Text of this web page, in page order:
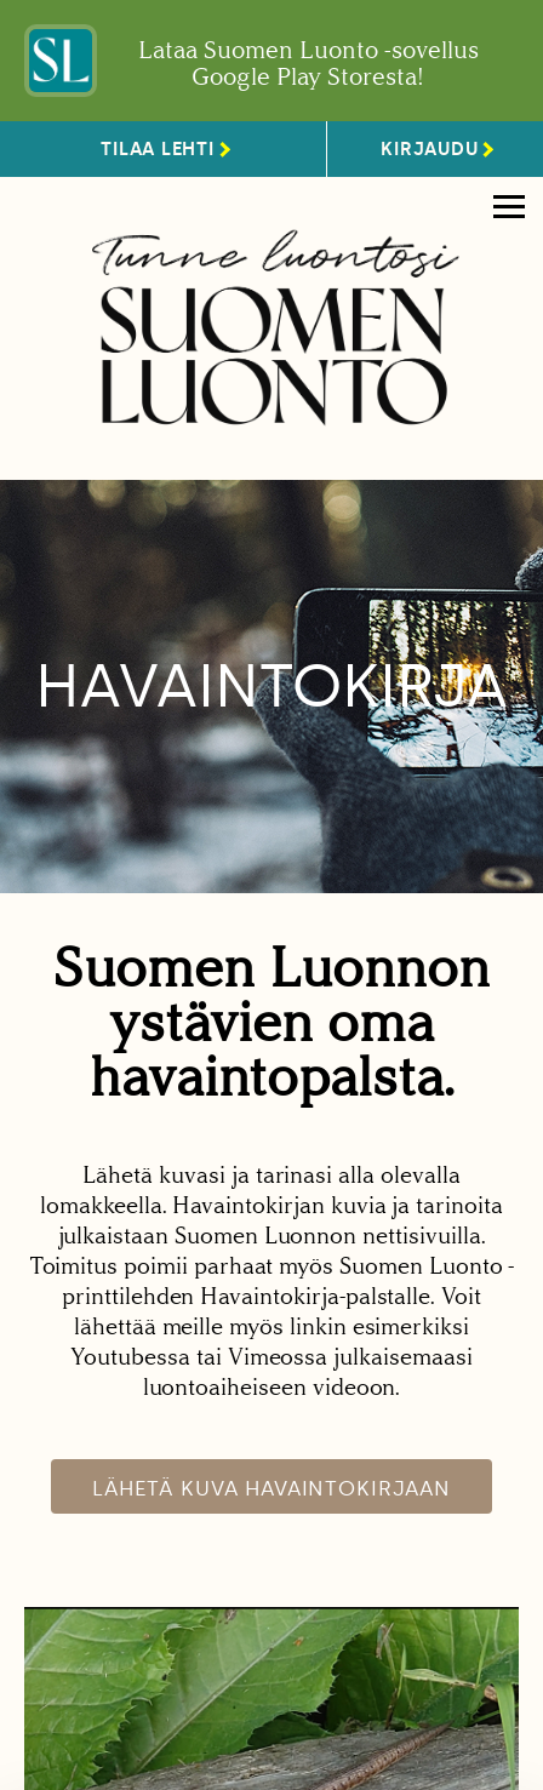
Lataa Suomen Luonto -sovellus
Google Play Storesta!
TILAA LEHTI KIRJAUDU
HAVAINTOKIRJA
Suomen Luonnon
ystävien oma
havaintopalsta.
Lähetä kuvasi ja tarinasi alla olevalla
lomakkeella. Havaintokirjan kuvia ja tarinoita
julkaistaan Suomen Luonnon nettisivuilla.
Toimitus poimii parhaat myös Suomen Luonto -
printtilehden Havaintokirja-palstalle. Voit
lähettää meille myös linkin esimerkiksi
Youtubessa tai Vimeossa julkaisemaasi
luontoaiheiseen videoon.
LÄHETÄ KUVA HAVAINTOKIRJAAN